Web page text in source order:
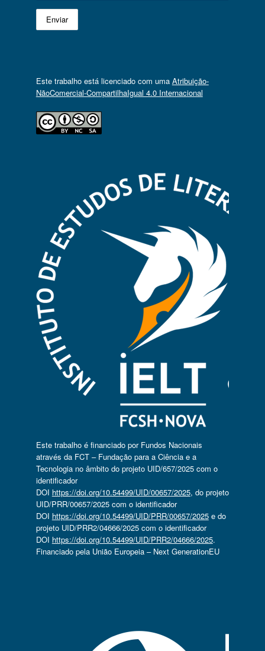
Este trabalho está licenciado com uma Atribuição-
NãoComercial-CompartilhaIgual 4.0 Internacional
Este trabalho é financiado por Fundos Nacionais
através da FCT – Fundação para a Ciência e a
Tecnologia no âmbito do projeto UID/657/2025 com o
identificador
DOI https://doi.org/10.54499/UID/00657/2025, do projeto
UID/PRR/00657/2025 com o identificador
DOI https://doi.org/10.54499/UID/PRR/00657/2025e do
projeto UID/PRR2/04666/2025 com o identificador
DOI https://doi.org/10.54499/UID/PRR2/04666/2025.
Financiado pela União Europeia – Next GenerationEU